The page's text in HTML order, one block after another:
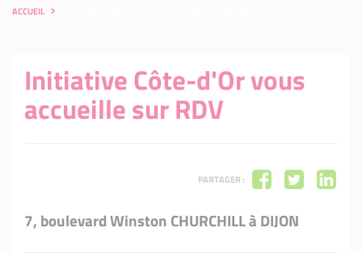
ACCUEIL
Initiative Côte-d'Or vous
accueille sur RDV
PARTAGER :
7, boulevard Winston CHURCHILL à DIJON